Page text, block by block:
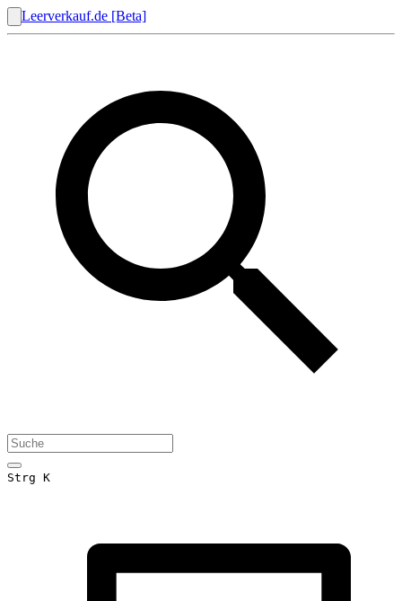
Leerverkauf.de [Beta]
Strg K